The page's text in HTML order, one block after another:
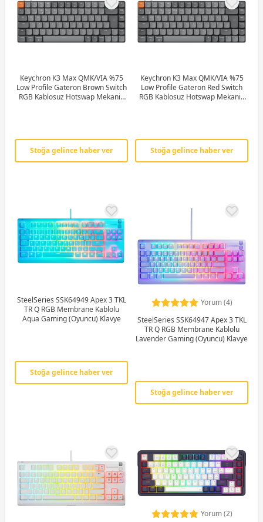
Keychron K3 Max QMK/VIA %75
Low Profile Gateron Brown Switch
RGB Kablosuz Hotswap Mekanik
Stoğa gelince haber ver
Keychron K3 Max QMK/VIA %75
Low Profile Gateron Red Switch
RGB Kablosuz Hotswap Mekanik
Stoğa gelince haber ver
SteelSeries SSK64949 Apex 3 TKL
TR Q RGB Membrane Kablolu
Aqua Gaming (Oyuncu) Klavye
Stoğa gelince haber ver
Yorum (4)
SteelSeries SSK64947 Apex 3 TKL
TR Q RGB Membrane Kablolu
Lavender Gaming (Oyuncu) Klavye
Stoğa gelince haber ver
Yorum (2)